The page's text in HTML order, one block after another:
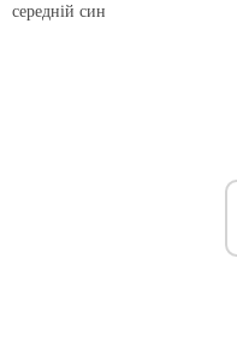
середній син